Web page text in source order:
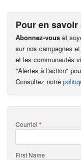
Pour en
Abonnez-vous et
sur nos campagnes
et les communautés
"Alertes à l'action"
Consultez notre
Courriel *
First Name